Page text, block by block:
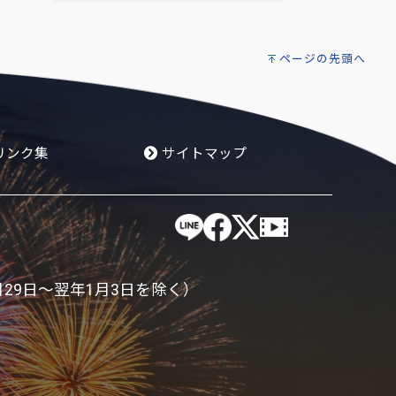
ページの先頭へ
ンク集 サイトマップ
日～翌年1月3日を除く）